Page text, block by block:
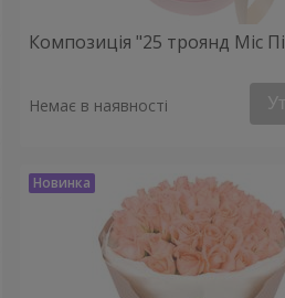
Композиція "25 троянд Міс
Немає в наявності